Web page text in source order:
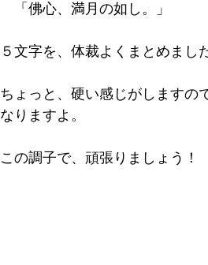
「佛心、満月の如し。」
５文字を、体裁よくまとめまし
ちょっと、硬い感じがしますの
なりますよ。
この調子で、頑張りましょう！